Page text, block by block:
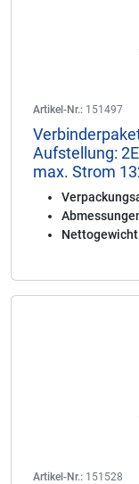
Artikel-Nr.: 151497
Aufstellung:
max. Strom
Artikel-Nr.: 151528